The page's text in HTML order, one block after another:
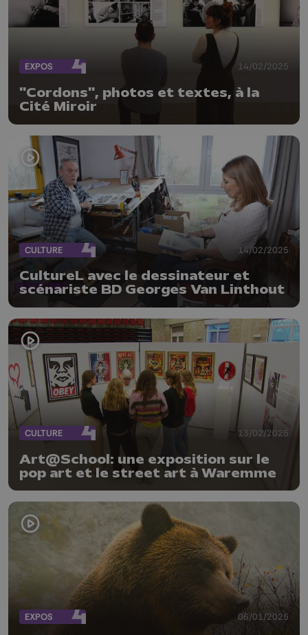
EXPOS 14/02/2025
"Cordons", photos et textes, à la
Cité Miroir
CULTURE 14/02/2025
CultureL avec le dessinateur et
scénariste BD Georges Van Linthout
CULTURE 13/02/2025
Art@School: une exposition sur le
pop art et le street art à Waremme
EXPOS 06/01/2025